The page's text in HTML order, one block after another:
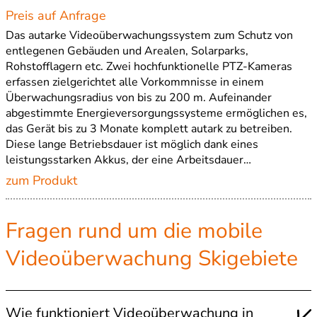
Preis auf Anfrage
Das autarke Videoüberwachungssystem zum Schutz von
entlegenen Gebäuden und Arealen, Solarparks,
Rohstofflagern etc. Zwei hochfunktionelle PTZ-Kameras
erfassen zielgerichtet alle Vorkommnisse in einem
Überwachungsradius von bis zu 200 m. Aufeinander
abgestimmte Energieversorgungssysteme ermöglichen es,
das Gerät bis zu 3 Monate komplett autark zu betreiben.
Diese lange Betriebsdauer ist möglich dank eines
leistungsstarken Akkus, der eine Arbeitsdauer…
zum Produkt
Fragen rund um die mobile
Videoüberwachung Skigebiete
Wie funktioniert Videoüberwachung in